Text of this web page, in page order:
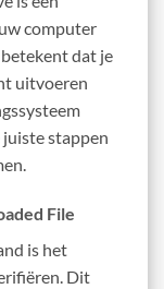
computer
dat je
uitvoeren
stappen
File
is het
Dit